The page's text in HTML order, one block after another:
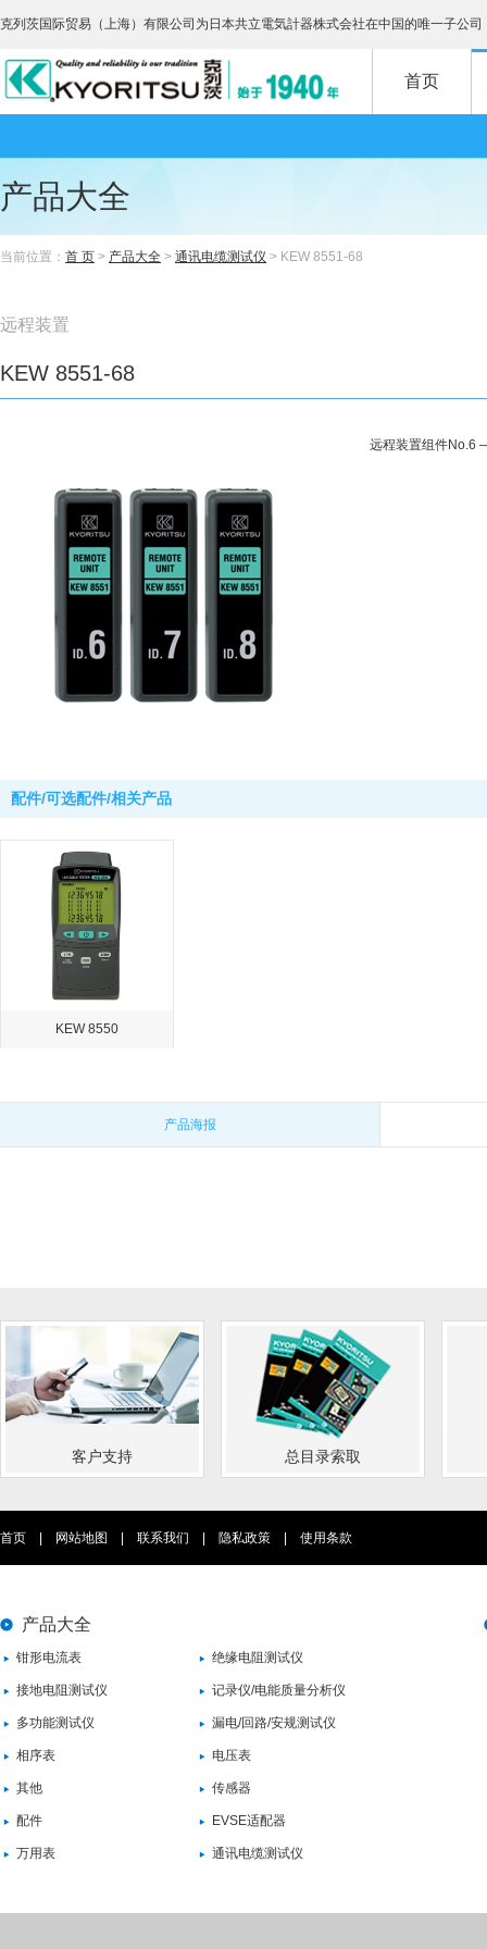
克列茨国际贸易（上海）有限公司为日本共立電気計器株式会社在中国的唯一子公司
首页
产品大全
当前位置： 首 页 > 产品大全 > 通讯电缆测试仪 > KEW 8551-68
远程装置
KEW 8551-68
远程装置组件No.6
配件/可选配件/相关产品
KEW 8550
产品海报
客户支持 总目录索取
首页 网站地图 联系我们 隐私政策 使用条款
产品大全
钳形电流表 绝缘电阻测试仪
接地电阻测试仪 记录仪/电能质量分析仪
多功能测试仪 漏电/回路/安规测试仪
相序表 电压表
其他 传感器
配件 EVSE适配器
万用表 通讯电缆测试仪